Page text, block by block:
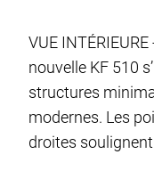
VUE
nouvelle KF 510
structures
modernes. Les
droites